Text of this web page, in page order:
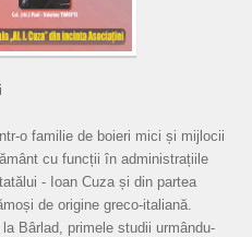
o familie de boieri mici și mijlocii
cu funcții în administrațiile
- Ioan Cuza și din partea
de origine greco-italiană.
Bârlad, primele studii urmându-